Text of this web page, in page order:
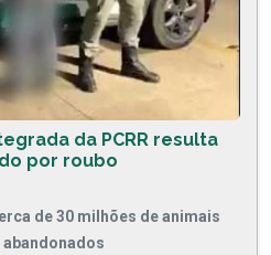
da PCRR resulta
por roubo
de 30 milhões de animais